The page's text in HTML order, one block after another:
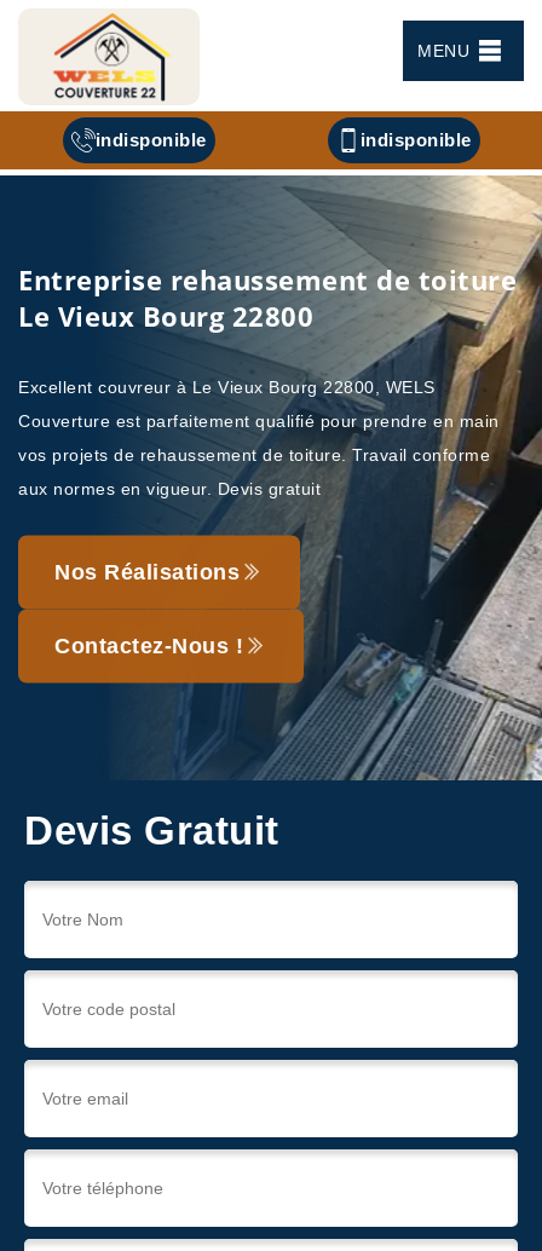
MENU
indisponible indisponible
Entreprise rehaussement de toiture
Le Vieux Bourg 22800
Excellent couvreur à Le Vieux Bourg 22800, WELS
Couverture est parfaitement qualifié pour prendre en main
vos projets de rehaussement de toiture. Travail conforme
aux normes en vigueur. Devis gratuit
Nos Réalisations
Contactez-Nous !
Devis Gratuit